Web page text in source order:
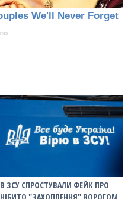
В ЗСУ СПРОСТУВАЛИ ФЕЙК ПРО
НІБИТО "ЗАХОПЛЕННЯ" ВОРОГОМ